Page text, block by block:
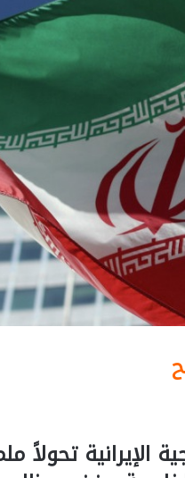
الإيرانية تحولاً